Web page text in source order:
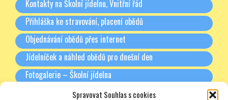
Spravovat Souhlas s cookies
Kontakty na Školní jídelnu, Vnitřní řád
Přihláška ke stravování, placení obědů
Objednávání obědů přes internet
Jídelníček a náhled obědů pro dnešní den
Fotogalerie – Školní jídelna